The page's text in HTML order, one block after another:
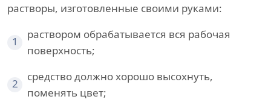
растворы, изготовленные своими руками:
1
раствором обрабатывается вся рабочая
поверхность;
2
средство должно хорошо высохнуть,
поменять цвет;